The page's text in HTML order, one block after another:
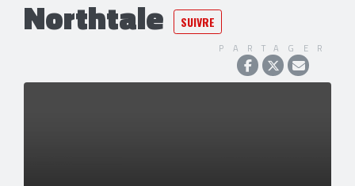
Northtale SUIVRE
PARTAGER